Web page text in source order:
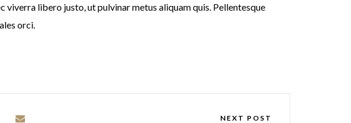
libero justo, ut pulvinar metus aliquam quis. Pellentesque
orci.
NEXT POST